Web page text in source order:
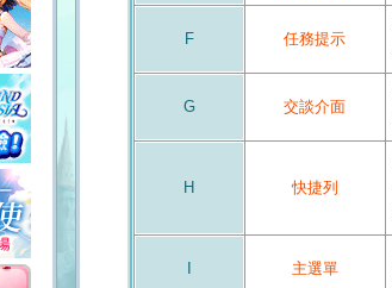
F 任務提示
G 交談介面
H 快捷列
主選單